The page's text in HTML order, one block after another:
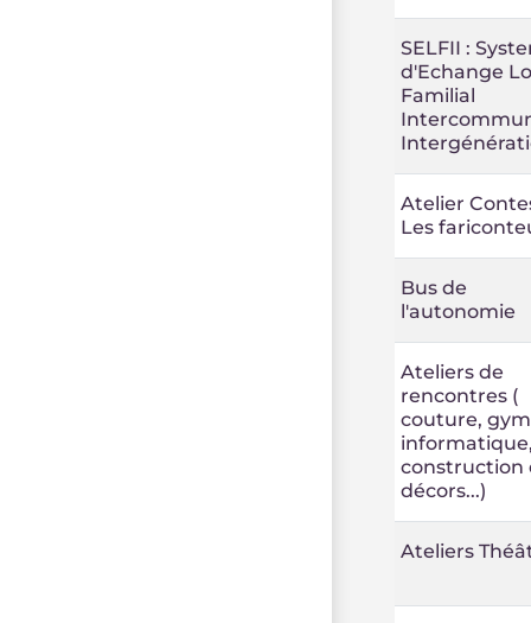
SELFII :
d'Echange
Familial
Atelier
Les
Bus de
l'autonomie
Ateliers de
rencontres (
couture,
construction
décors...)
Ateliers